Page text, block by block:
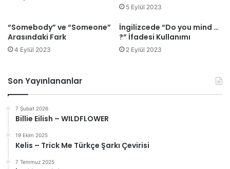
5 Eylül 2023
“Somebody” ve “Someone”
Arasındaki Fark
4 Eylül 2023
İngilizcede “Do you mind …
?” İfadesi Kullanımı
2 Eylül 2023
Son Yayınlananlar
7 Şubat 2026
Billie Eilish – WILDFLOWER
19 Ekim 2025
Kelis – Trick Me Türkçe Şarkı Çevirisi
7 Temmuz 2025